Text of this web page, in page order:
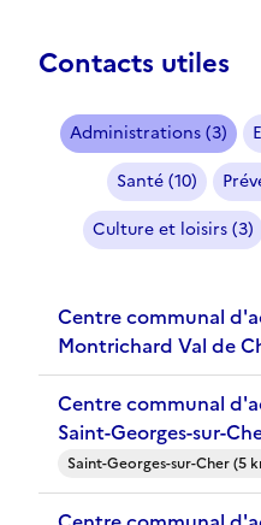
Contacts utiles
Administrations (3)
Santé (10)
Culture et loisirs (3)
Centre communal d'action sociale (CCAS) -
Montrichard Val de
Centre communal d'action sociale (CCAS) -
Saint-Georges-sur-
Saint-Georges-sur-Cher (5